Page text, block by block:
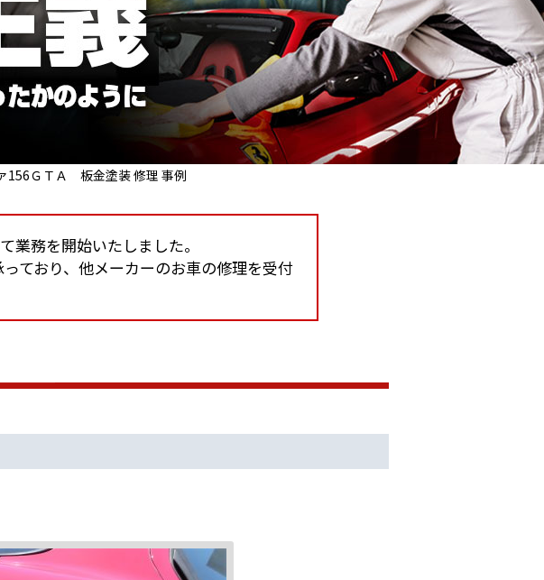
156ＧＴＡ 板金塗装 修理 事例
業務を開始いたしました。
ており、他メーカーのお車の修理を受付